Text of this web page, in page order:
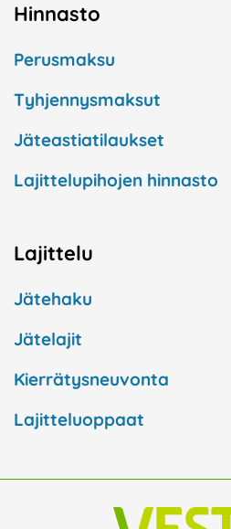
Hinnasto
Perusmaksu
Tyhjennysmaksut
Jäteastiatilaukset
Lajittelupihojen hinnasto
Lajittelu
Jätehaku
Jätelajit
Kierrätysneuvonta
Lajitteluoppaat